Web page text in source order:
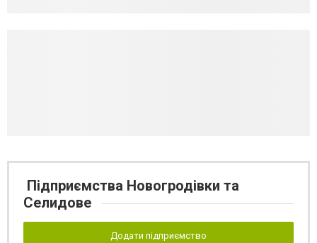
Підприємства Новогродівки та
Селидове
Додати підприємство